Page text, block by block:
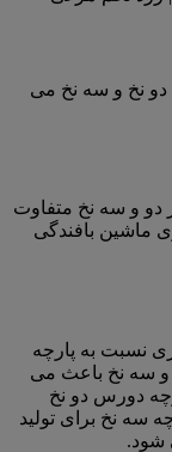
دو نخ و سه نخ می
دو و سه نخ متفاوت
ماشین بافندگی
نسبت به پارچه
و سه نخ باعث می
دورس دو نخ
سه نخ برای تولید
شود.